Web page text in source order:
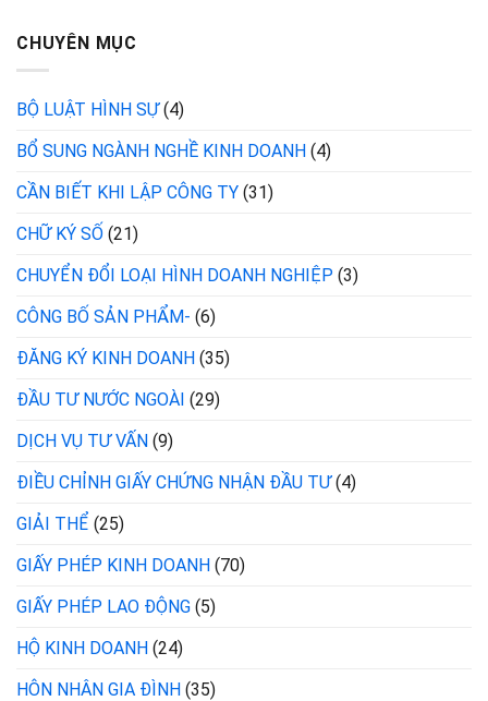
CHUYÊN MỤC
BỘ LUẬT HÌNH SỰ(4)
BỔ SUNG NGÀNH NGHỀ KINH DOANH (4)
CẦN BIẾT KHI LẬP CÔNG TY (31)
CHỮ KÝ SỐ (21)
CHUYỂN ĐỔI LOẠI HÌNH DOANH NGHIỆP (3)
CÔNG BỐ SẢN PHẨM- (6)
ĐĂNG KÝ KINH DOANH (35)
ĐẦU TƯ NƯỚC NGOÀI (29)
DỊCH VỤ TƯ VẤN (9)
ĐIỀU CHỈNH GIẤY CHỨNG NHẬN ĐẦU TƯ(4)
GIẢI THỂ (25)
GIẤY PHÉP KINH DOANH (70)
GIẤY PHÉP LAO ĐỘNG (5)
HỘ KINH DOANH (24)
HÔN NHÂN GIA ĐÌNH (35)